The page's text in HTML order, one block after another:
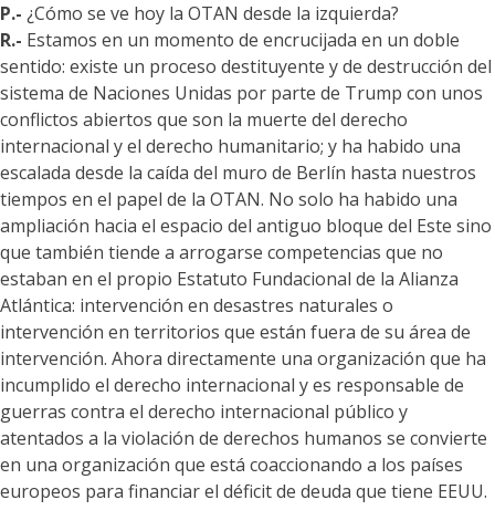
P.- ¿Cómo se ve hoy la OTAN desde la izquierda?
R.- Estamos en un momento de encrucijada en un doble
sentido: existe un proceso destituyente y de destrucción del
sistema de Naciones Unidas por parte de Trump con unos
conflictos abiertos que son la muerte del derecho
internacional y el derecho humanitario; y ha habido una
escalada desde la caída del muro de Berlín hasta nuestros
tiempos en el papel de la OTAN. No solo ha habido una
ampliación hacia el espacio del antiguo bloque del Este sino
que también tiende a arrogarse competencias que no
estaban en el propio Estatuto Fundacional de la Alianza
Atlántica: intervención en desastres naturales o
intervención en territorios que están fuera de su área de
intervención. Ahora directamente una organización que ha
incumplido el derecho internacional y es responsable de
guerras contra el derecho internacional público y
atentados a la violación de derechos humanos se convierte
en una organización que está coaccionando a los países
europeos para financiar el déficit de deuda que tiene EEUU.